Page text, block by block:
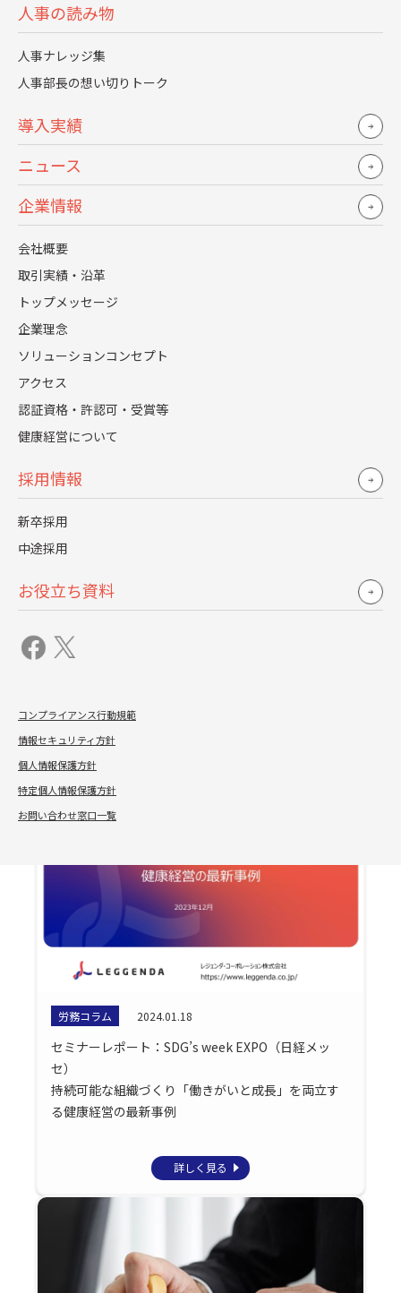
人事の読み物
人事ナレッジ集
人事部長の想い切りトーク
導入実績
ニュース
企業情報
会社概要
取引実績・沿革
トップメッセージ
企業理念
ソリューションコンセプト
アクセス
認証資格・許認可・受賞等
健康経営について
採用情報
新卒採用
中途採用
お役立ち資料
コンプライアンス行動規範
情報セキュリティ方針
個人情報保護方針
特定個人情報保護方針
お問い合わせ窓口一覧
労務コラム
日本のGDP世界4位に転落！世界ランキングから見る
労働生産性を低下させる要因をチェック
健康経営の事例2社から学ぶ「健康経営の実践のポイ
ておきたい”健康経営の専門用語4選
労務コラム 2024.01.18
セミナーレポート：SDG’s week EXPO（日経メッ
セ）
持続可能な組織づくり「働きがいと成長」を両立す
る健康経営の最新事例
詳しく見る